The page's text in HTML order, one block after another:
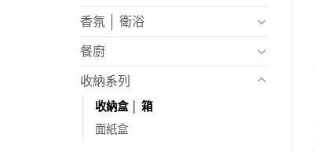
香氛 │ 衛浴
餐廚
收納系列
收納盒 │ 箱
面紙盒